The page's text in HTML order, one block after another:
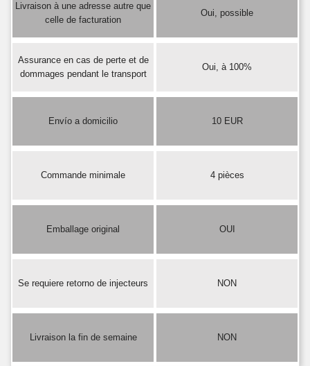
Livraison à une adresse autre que
celle de facturation
Oui, possible
Assurance en cas de perte et de
dommages pendant le transport
Oui, à 100%
Envío a domicilio 10 EUR
Commande minimale 4 pièces
Emballage original OUI
Se requiere retorno de injecteurs NON
Livraison la fin de semaine NON